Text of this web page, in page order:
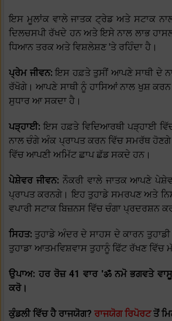
ਇਸ ਮੂਲਾਂਕ ਵਾਲੇ ਜਾਤਕ ਟ੍ਰੇਡ ਅਤੇ ਸਟਾਕ
ਦਿਲਚਸਪੀ ਰੱਖਦੇ ਹਨ ਅਤੇ ਇਸੇ ਨਾਲ ਲਾਭ
ਧਿਆਨ ਤਰਕ ਅਤੇ ਵਿਸ਼ਲੇਸ਼ਣ 'ਤੇ ਰਹਿੰਦਾ ਹੈ।
ਪ੍ਰੇਮ ਜੀਵਨ:ਇਸ ਹਫ਼ਤੇ ਤੁਸੀਂ ਆਪਣੇ ਸਾਥੀ ਦੇ
ਰੱਖੋਗੇ। ਆਪਣੇ ਸਾਥੀ ਨੂੰ ਹਾਸਿਆਂ ਨਾਲ ਖੁਸ਼ ਕਰਨ
ਸੁਧਾਰ ਆ ਸਕਦਾ ਹੈ।
ਪੜ੍ਹਾਈ:ਇਸ ਹਫ਼ਤੇ ਵਿਦਿਆਰਥੀ ਪੜ੍ਹਾਈ
ਨਾਲ ਚੰਗੇ ਅੰਕ ਪ੍ਰਾਪਤ ਕਰਨ ਵਿੱਚ ਸਮਰੱਥ
ਵਿੱਚ ਆਪਣੀ ਅਮਿੱਟ ਛਾਪ ਛੱਡ ਸਕਦੇ ਹਨ।
ਪੇਸ਼ੇਵਰ ਜੀਵਨ: ਨੌਕਰੀ ਵਾਲੇ ਜਾਤਕ ਆਪਣੇ
ਪ੍ਰਾਪਤ ਕਰਨਗੇ। ਇਹ ਤੁਹਾਡੇ ਸਮਰਪਣ ਅਤੇ
ਵਪਾਰੀ ਸਟਾਕ ਬਿਜ਼ਨਸ ਵਿੱਚ ਚੰਗਾ ਪ੍ਰਦਰਸ਼ਨ
ਸਿਹਤ:ਤੁਹਾਡੇ ਅੰਦਰ ਦੇ ਸਾਹਸ ਦੇ ਕਾਰਨ ਤੁਹਾਡੀ
ਤੁਹਾਡਾ ਆਤਮਵਿਸ਼ਵਾਸ ਤੁਹਾਨੂੰ ਫਿੱਟ ਰੱਖਣ ਵਿੱਚ
ਉਪਾਅ: ਹਰ ਰੋਜ਼ 41 ਵਾਰ 'ॐ ਨਮੋ ਭਗਵਤੇ
ਕਰੋ।
ਕੁੰਡਲੀ ਵਿੱਚ ਹੈ ਰਾਜਯੋਗ? ਰਾਜਯੋਗ ਰਿਪੋਰਟਤੋਂ